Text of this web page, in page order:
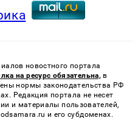
новостного портала
на ресурс обязательна, в
нормы законодательства РФ
Редакция портала не несет
и материалы пользователей,
и его субдоменах.